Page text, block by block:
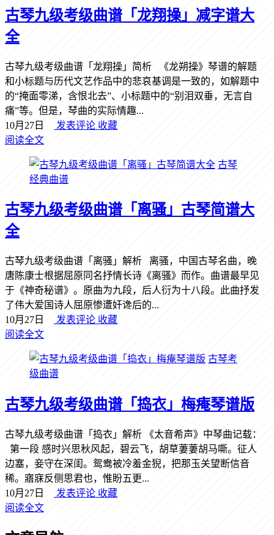
古琴九级考级曲谱「龙翔操」减字谱大
全
古琴九级考级曲谱「龙翔操」简析 《龙朔操》琴谱的解题
和小标题与历代文艺作品中的悲哀基调是一致的，如解题中
的“掩面零涕，含恨北去”、小标题中的“别泪双垂，无言自
痛”等。但是，琴曲的实际情趣...
10月27日
发表评论 收藏
阅读全文
古琴
经典曲谱
古琴九级考级曲谱「离骚」古琴简谱大
全
古琴九级考级曲谱「离骚」解析 离骚，中国古琴名曲，晚
唐陈康士根据屈原同名抒情长诗《离骚》而作。曲谱最早见
于《神奇秘谱》。原曲为九段，后人衍为十八段。此曲抒发
了伟大爱国诗人屈原惨遭奸谗后的...
10月27日
发表评论 收藏
阅读全文
古琴考
级曲谱
古琴九级考级曲谱「捣衣」梅痷琴谱版
古琴九级考级曲谱「捣衣」解析 《太音希声》中琴曲记载：
第一段 感时兴思秋风起，碧云飞，胡草萋萋胡马嘶。征人
边塞，妾守在深闺。鸳鸯被冷羞金猊，把那玉关望断信音
稀。寤寐反侧思君也，惟盼五更...
10月27日
发表评论 收藏
阅读全文